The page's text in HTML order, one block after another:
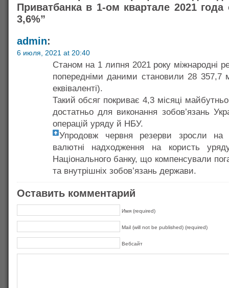
Приватбанка в 1-ом квартале 2021 года
3,6%”
admin:
6 июля, 2021 at 20:40
Станом на 1 липня 2021 року міжнародні
попередніми даними становили 28
еквіваленті).
Такий обсяг покриває 4,3 місяці
достатньо для виконання зобов’язань
операцій уряду й НБУ.
Упродовж червня резерви зросли
валютні надходження на користь
Національного банку, що компенсували
та внутрішніх зобов’язань держави.
Оставить комментарий
Имя (required)
Mail (will not be published) (required)
Вебсайт